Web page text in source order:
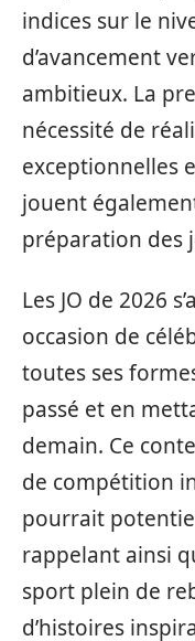
indices sur le
d’avancement
ambitieux. La
nécessité de
exceptionnelles
jouent
préparation des
Les JO de 2026
occasion de
toutes ses
passé et en
demain. Ce
de compétition
pourrait
rappelant ainsi
sport plein de
d’histoires